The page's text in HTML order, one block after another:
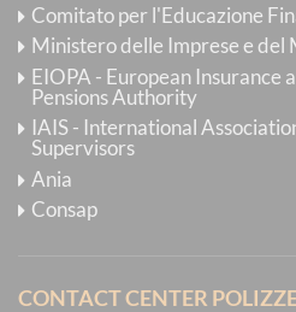
Comitato per l'Educazione
Ministero delle Imprese e del
EIOPA - European Insurance
Pensions Authority
IAIS - International
Supervisors
Ania
Consap
CONTACT CENTER